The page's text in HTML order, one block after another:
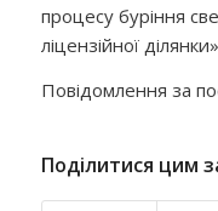
процесу буріння
ліцензійної
Повідомлення за
Поділитися цим